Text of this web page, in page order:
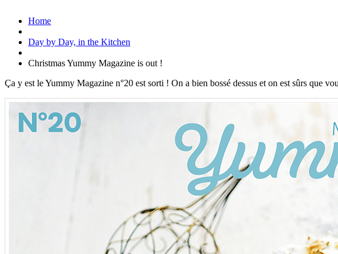
Home
Day by Day, in the Kitchen
Christmas Yummy Magazine is out !
Ça y est le Yummy Magazine n°20 est sorti ! On a bien bossé dessus et on est sûrs que